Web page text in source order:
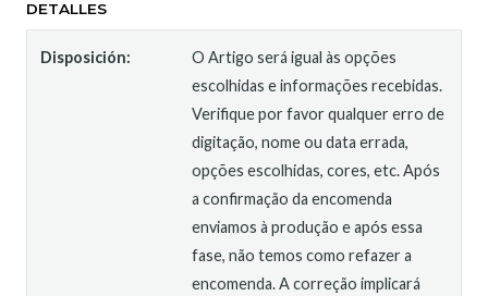
DETALLES
Disposición:
O Artigo será igual às opções
escolhidas e informações recebidas.
Verifique por favor qualquer erro de
digitação, nome ou data errada,
opções escolhidas, cores, etc. Após
a confirmação da encomenda
enviamos à produção e após essa
fase, não temos como refazer a
encomenda. A correção implicará